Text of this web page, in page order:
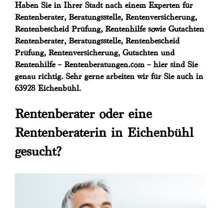
Haben Sie in Ihrer Stadt nach einem Experten für
Rentenberater, Beratungsstelle, Rentenversicherung,
Rentenbescheid Prüfung, Rentenhilfe sowie Gutachten
Rentenberater, Beratungsstelle, Rentenbescheid
Prüfung, Rentenversicherung, Gutachten und
Rentenhilfe – Rentenberatungen.com – hier sind Sie
genau richtig. Sehr gerne arbeiten wir für Sie auch in
63928 Eichenbühl.
Rentenberater oder eine
Rentenberaterin in Eichenbühl
gesucht?